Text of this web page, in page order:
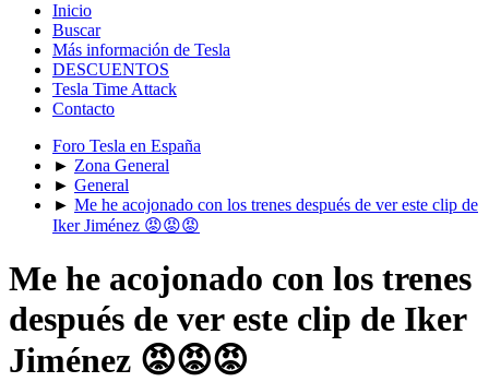
Inicio
Buscar
Más información de Tesla
DESCUENTOS
Tesla Time Attack
Contacto
Foro Tesla en España
► Zona General
► General
► Me he acojonado con los trenes después de ver este clip de
Iker Jiménez 😡😡😡
Me he acojonado con los trenes
después de ver este clip de Iker
Jiménez 😡😡😡